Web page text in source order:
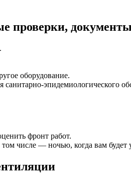
документы
оборудование.
эпидемиологического
фронт работ.
числе — ночью, когда вам будет